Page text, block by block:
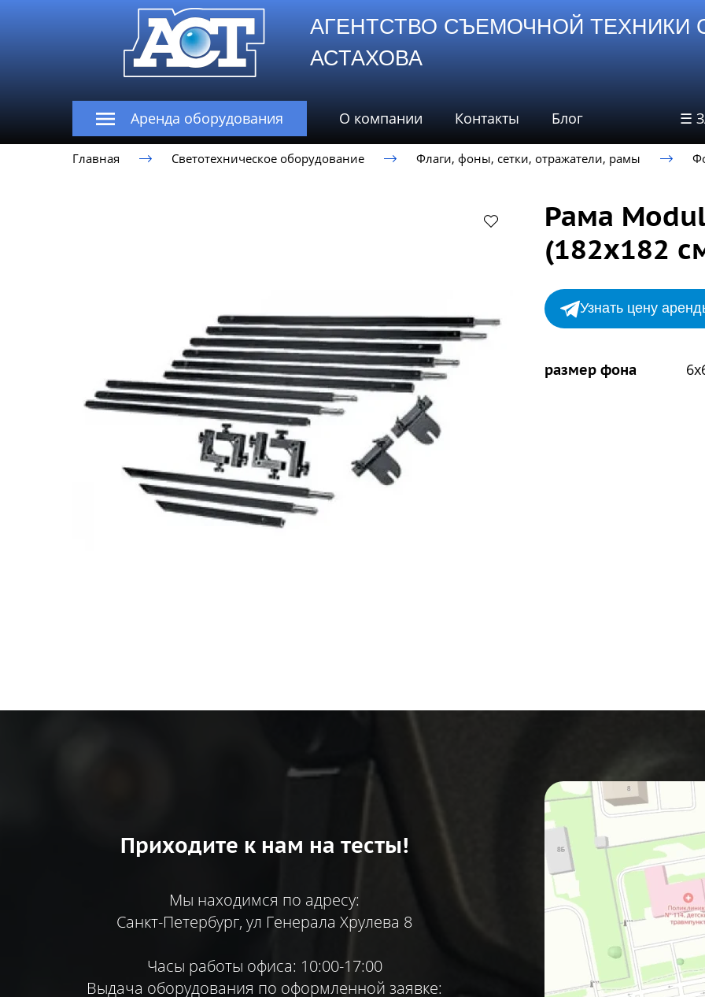
АГЕНТСТВО СЪЕМОЧНОЙ ТЕХНИКИ
АСТАХОВА
Аренда оборудования О компании Контакты Блог ☰
Главная Светотехническое оборудование Флаги, фоны, сетки, отражатели, рамы
Рама
(182х182
Узнать цену
размер фона
Приходите к нам на тесты!
Мы находимся по адресу:
Санкт-Петербург, ул Генерала Хрулева 8
Часы работы офиса: 10:00-17:00
Выдача оборудования по оформленной заявке: